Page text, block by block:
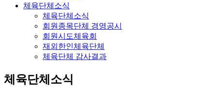
체육단체소식
체육단체소식
회원종목단체 경영공시
회원시도체육회
재외한인체육단체
체육단체 감사결과
체육단체소식